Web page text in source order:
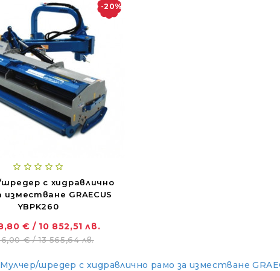
-20%
с хидравлично
изместване GRAECUS
YBPK260
€ / 10 852,51 лв.
€ / 13 565,64 лв.
Мулчер/шредер с хидравлично рамо за изместване